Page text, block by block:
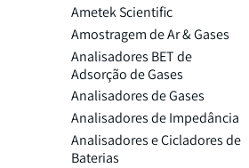
Ametek Scientific
Amostragem de Ar & Gases
Analisadores BET de
Adsorção de Gases
Analisadores de Gases
Analisadores de Impedância
Analisadores e Cicladores de
Baterias